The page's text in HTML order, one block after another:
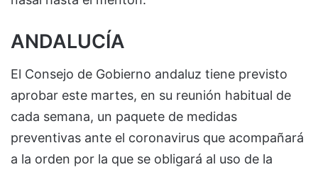
ANDALUCÍA
El Consejo de Gobierno andaluz tiene previsto
aprobar este martes, en su reunión habitual de
cada semana, un paquete de medidas
preventivas ante el coronavirus que acompañará
a la orden por la que se obligará al uso de la